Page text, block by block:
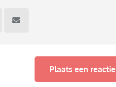
Plaats een reactie